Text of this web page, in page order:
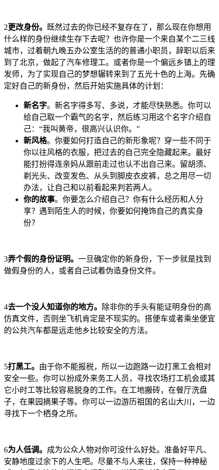
2更改身份。 既然过去的你已经不复存在了，那么现在你想用
什么样的身份继续生存下去呢？也许你是一个来自某个二三线
城市，过着朝九晚五办公室生活的的普通小职员，辞职以后来
到了北京，做起了汽车修理工。或者你是一个偏远乡镇上的理
发师，为了实现自己的梦想辗转来到了五光十色的上海。先确
定好自己的新身份，然后开始实施具体的计划：
新名字。新名字得多写、多说，才能尽快熟悉。你可以
给自己取一个霸气的名字，然后练习用这个名字介绍自
己：“我叫黄帝，很高兴认识你。”
新风格。你要如何打造自己的新形象呢？穿一些不同于
你以往风格的衣服，把过去的自己完全隐藏起来。最好
能打扮得连亲妈从跟前走过也认不出自己来。留胡须、
剃光头、改变发色、从头到脚皮衣皮裤，总之用尽一切
办法，让自己和以前看起来判若两人。
你的故事。你要怎么介绍自己？你有什么经历和人分
享？遇到陌生人的时候，你要如何掩饰自己的真实身
份？
3弄个假的身份证明。 一旦确定你的新身份，下一步就是找到
做假身份的人，或者自己试着伪造身份文件。
4去一个没人知道你的地方。
除非你的手头有能证明身份的高
仿真文件，否则坐飞机肯定是不现实的。搭便车或者乘坐便宜
的公共汽车都是远走他乡比较安全的方法。
5打黑工。 由于你不能报税，所以一边跑路一边打黑工会相对
安全一些。你可以扮成外来务工人员，寻找农场打工机会或其
它小时工等比较容易脱身的工作。在工地搬砖，在餐厅洗盘
子，在果园摘果子等。你可以一边游历祖国的名山大川，一边
寻找下一个栖身之所。
6为人低调。 成为公众人物对你可没什么好处。准备好平凡、
安静地度过余下的人生吧。尽量不与人来往，保持一种神秘